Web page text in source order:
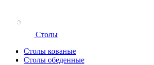
Столы
Столы кованые
Столы обеденные